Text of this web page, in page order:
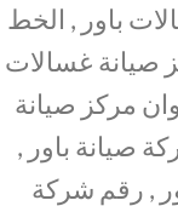
باور , الخط
صيانة غسالات
مركز صيانة
صيانة باور ,
, رقم شركة